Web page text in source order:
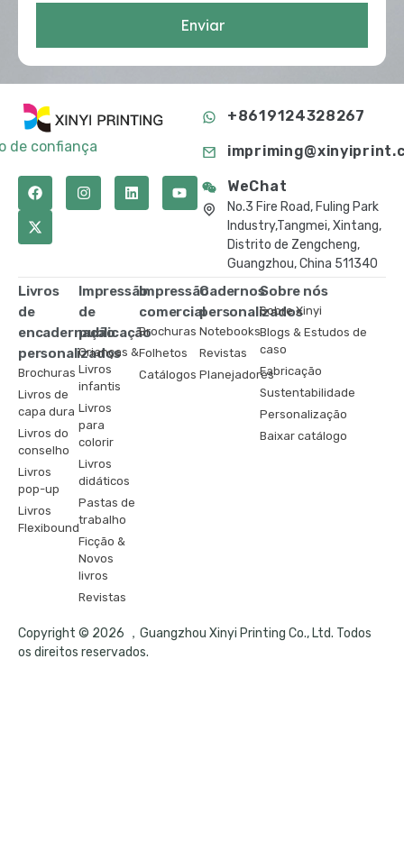
Enviar
de confiança
+8619124328267
WeChat
No.3 Fire Road, Fuling Park
Industry,Tangmei, Xintang,
Distrito de Zengcheng,
Guangzhou, China 511340
Livros
de
encadernação
personalizados
Brochuras
Livros de
capa dura
Livros do
conselho
Livros
pop-up
Livros
Flexibound
Impressão
de
publicação
Crianças &
Livros
infantis
Livros
para
colorir
Livros
didáticos
Pastas de
trabalho
Ficção &
Novos
livros
Revistas
Impressão
comercial
Brochuras
Folhetos
Catálogos
Cadernos
personalizados
Notebooks
Revistas
Planejadores
Sobre nós
Sobre Xinyi
Blogs & Estudos de
caso
Fabricação
Sustentabilidade
Personalização
Baixar catálogo
Copyright © 2026 ，Guangzhou Xinyi Printing Co., Ltd. Todos
os direitos reservados.